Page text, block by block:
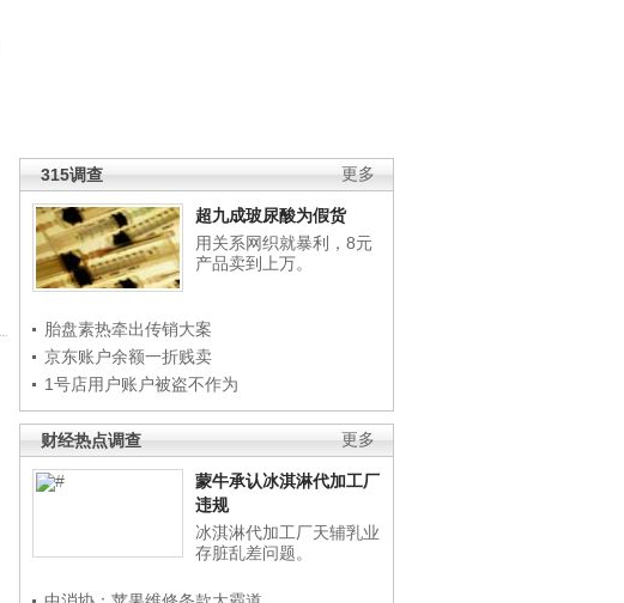
更多
315调查
超九成玻尿酸为假货
用关系网织就暴利，8元
产品卖到上万。
胎盘素热牵出传销大案
京东账户余额一折贱卖
1号店用户账户被盗不作为
更多
财经热点调查
蒙牛承认冰淇淋代加工厂
违规
冰淇淋代加工厂天辅乳业
存脏乱差问题。